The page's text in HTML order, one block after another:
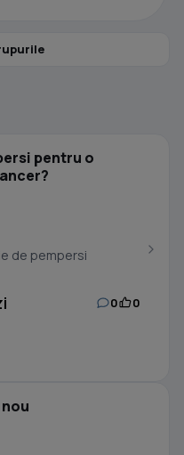
pentru o
de pempersi
0 0